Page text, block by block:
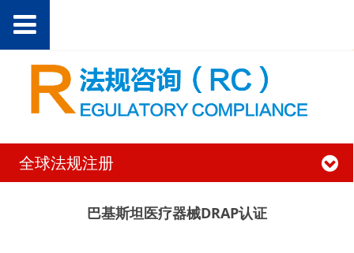
全球法规注册
巴基斯坦医疗器械DRAP认证